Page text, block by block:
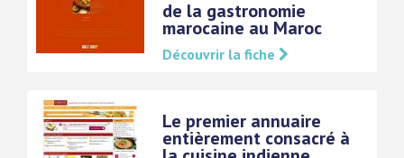
de la gastronomie
marocaine au Maroc
Découvrir la fiche
Le premier annuaire
entièrement consacré à